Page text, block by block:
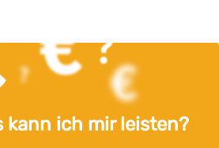
kann ich mir leisten?